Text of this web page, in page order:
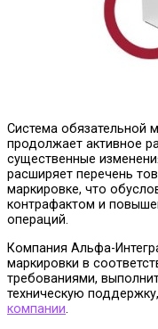
Система обязательной
продолжает активное
существенные
расширяет перечень
маркировке, что
контрафактом и
операций.
Компания Альфа-
маркировки в
требованиями,
техническую
компании.